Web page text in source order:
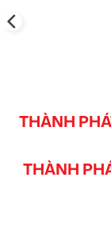
THÀNH
THÀNH